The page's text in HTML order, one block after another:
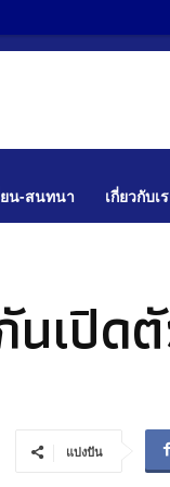
น-สนทนา เกี่ยวกับเ
เปิด
แบ่งปัน